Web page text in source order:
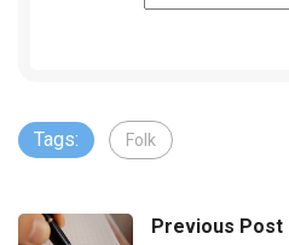
Tags: Folk
Previous Post